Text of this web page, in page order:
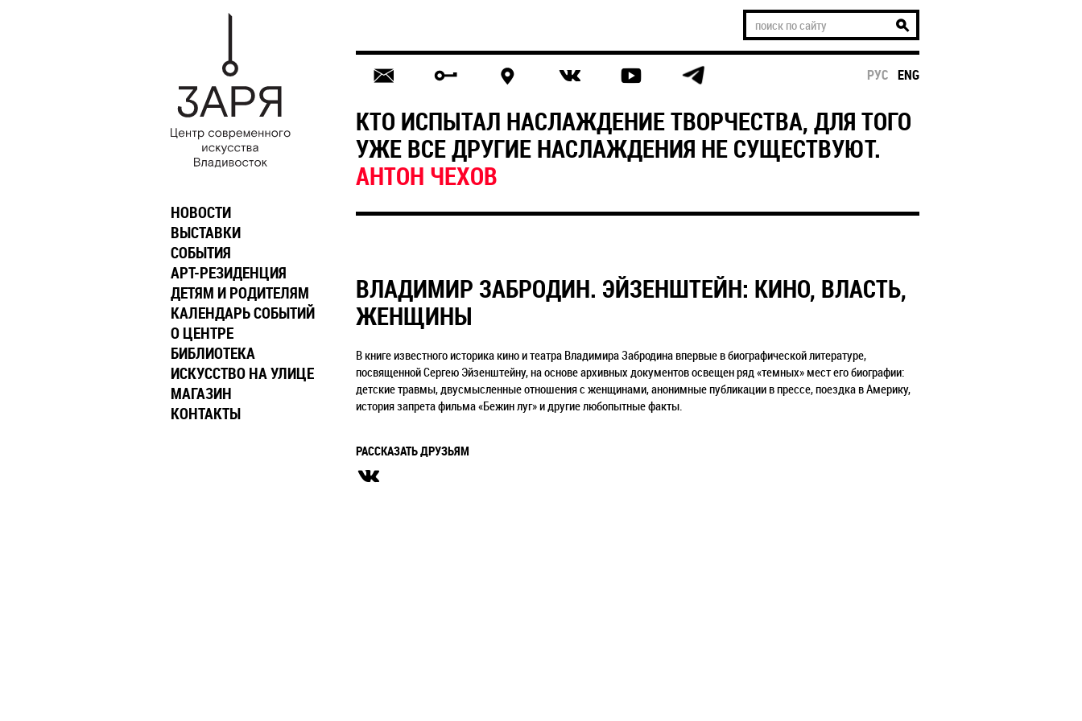
РУС ENG
КТО ИСПЫТАЛ НАСЛАЖДЕНИЕ ТВОРЧЕСТВА, ДЛЯ ТОГО
УЖЕ ВСЕ ДРУГИЕ НАСЛАЖДЕНИЯ НЕ СУЩЕСТВУЮТ.
АНТОН ЧЕХОВ
ВЛАДИМИР ЗАБРОДИН. ЭЙЗЕНШТЕЙН: КИНО, ВЛАСТЬ,
ЖЕНЩИНЫ
В книге известного историка кино и театра Владимира Забродина впервые в биографической литературе,
посвященной Сергею Эйзенштейну, на основе архивных документов освещен ряд «темных» мест его биографии:
детские травмы, двусмысленные отношения с женщинами, анонимные публикации в прессе, поездка в Америку,
история запрета фильма «Бежин луг» и другие любопытные факты.
РАССКАЗАТЬ ДРУЗЬЯМ
НОВОСТИ
ВЫСТАВКИ
СОБЫТИЯ
АРТ-РЕЗИДЕНЦИЯ
ДЕТЯМ И РОДИТЕЛЯМ
КАЛЕНДАРЬ СОБЫТИЙ
О ЦЕНТРЕ
БИБЛИОТЕКА
ИСКУССТВО НА УЛИЦЕ
МАГАЗИН
КОНТАКТЫ